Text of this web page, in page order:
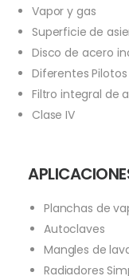
Vapor y gas
Superficie de
Disco de acero
Diferentes Pilotos
Filtro integral de
Clase IV
Planchas de
Autoclaves
Mangles de
Radiadores